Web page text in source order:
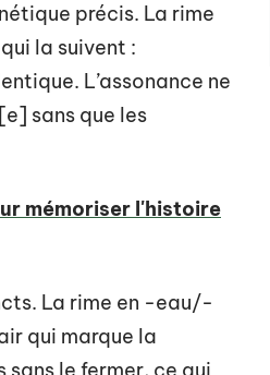
précis. La rime
la suivent :
L’assonance ne
sans que les
mémoriser l'histoire
La rime en -eau/-
qui marque la